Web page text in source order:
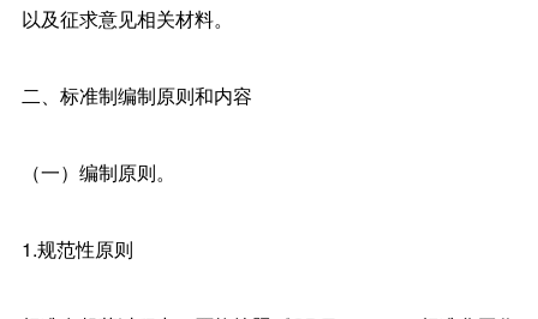
以及征求意见相关材料。
二、标准制编制原则和内容
（一）编制原则。
1.规范性原则